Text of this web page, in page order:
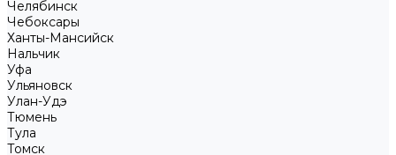
Челябинск
Чебоксары
Ханты-Мансийск
Нальчик
Уфа
Ульяновск
Улан-Удэ
Тюмень
Тула
Томск